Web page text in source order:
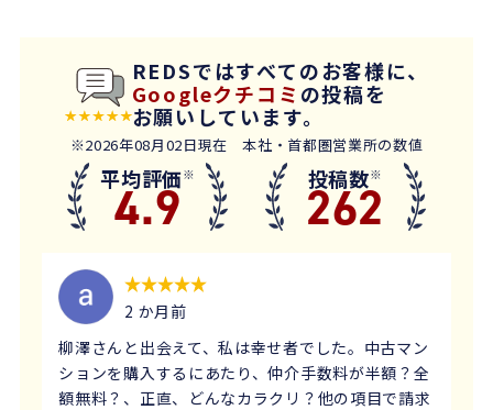
REDSではすべてのお客様に、
Googleクチコミ の投稿を
お願いしています。
※2026年08月02日現在 本社・首都圏営業所の数値
平均評価※
4.9 投稿数※
262
2 か月前
柳澤さんと出会えて、私は幸せ者でした。中古マン
ションを購入するにあたり、仲介手数料が半額？全
額無料？、正直、どんなカラクリ？他の項目で請求